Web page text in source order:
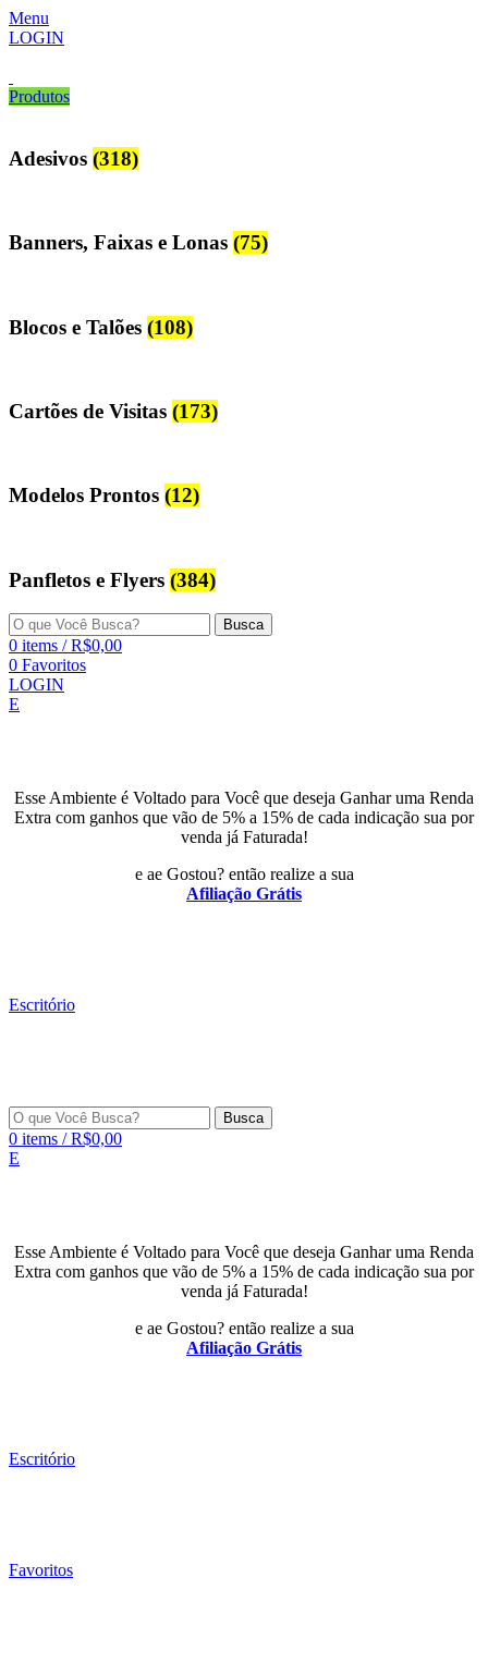
Menu
LOGIN
Produtos
Adesivos (318)
Banners, Faixas e Lonas (75)
Blocos e Talões (108)
Cartões de Visitas (173)
Modelos Prontos (12)
Panfletos e Flyers (384)
Busca
0 items / R$0,00
0 Favoritos
LOGIN
E
Esse Ambiente é Voltado para Você que deseja Ganhar uma Renda
Extra com ganhos que vão de 5% a 15% de cada indicação sua por
venda já Faturada!
e ae Gostou? então realize a sua
Afiliação Grátis
Escritório
Busca
0 items / R$0,00
E
Esse Ambiente é Voltado para Você que deseja Ganhar uma Renda
Extra com ganhos que vão de 5% a 15% de cada indicação sua por
venda já Faturada!
e ae Gostou? então realize a sua
Afiliação Grátis
Escritório
Favoritos
Em Alta